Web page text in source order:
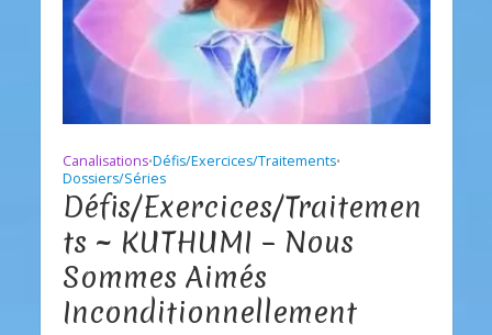
Canalisations•Défis/Exercices/Traitements•
Dossiers/Séries
Défis/Exercices/Traitemen
ts ~ KUTHUMI – Nous
Sommes Aimés
Inconditionnellement